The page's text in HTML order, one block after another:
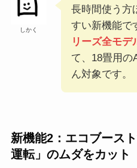
しかく
長時間使う方
すい新機能で
リーズ全モデ
て、18畳用の
ん対象です。
新機能2：エコブース
運転」のムダをカット